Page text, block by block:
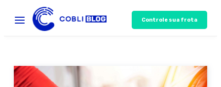
Controle sua frota